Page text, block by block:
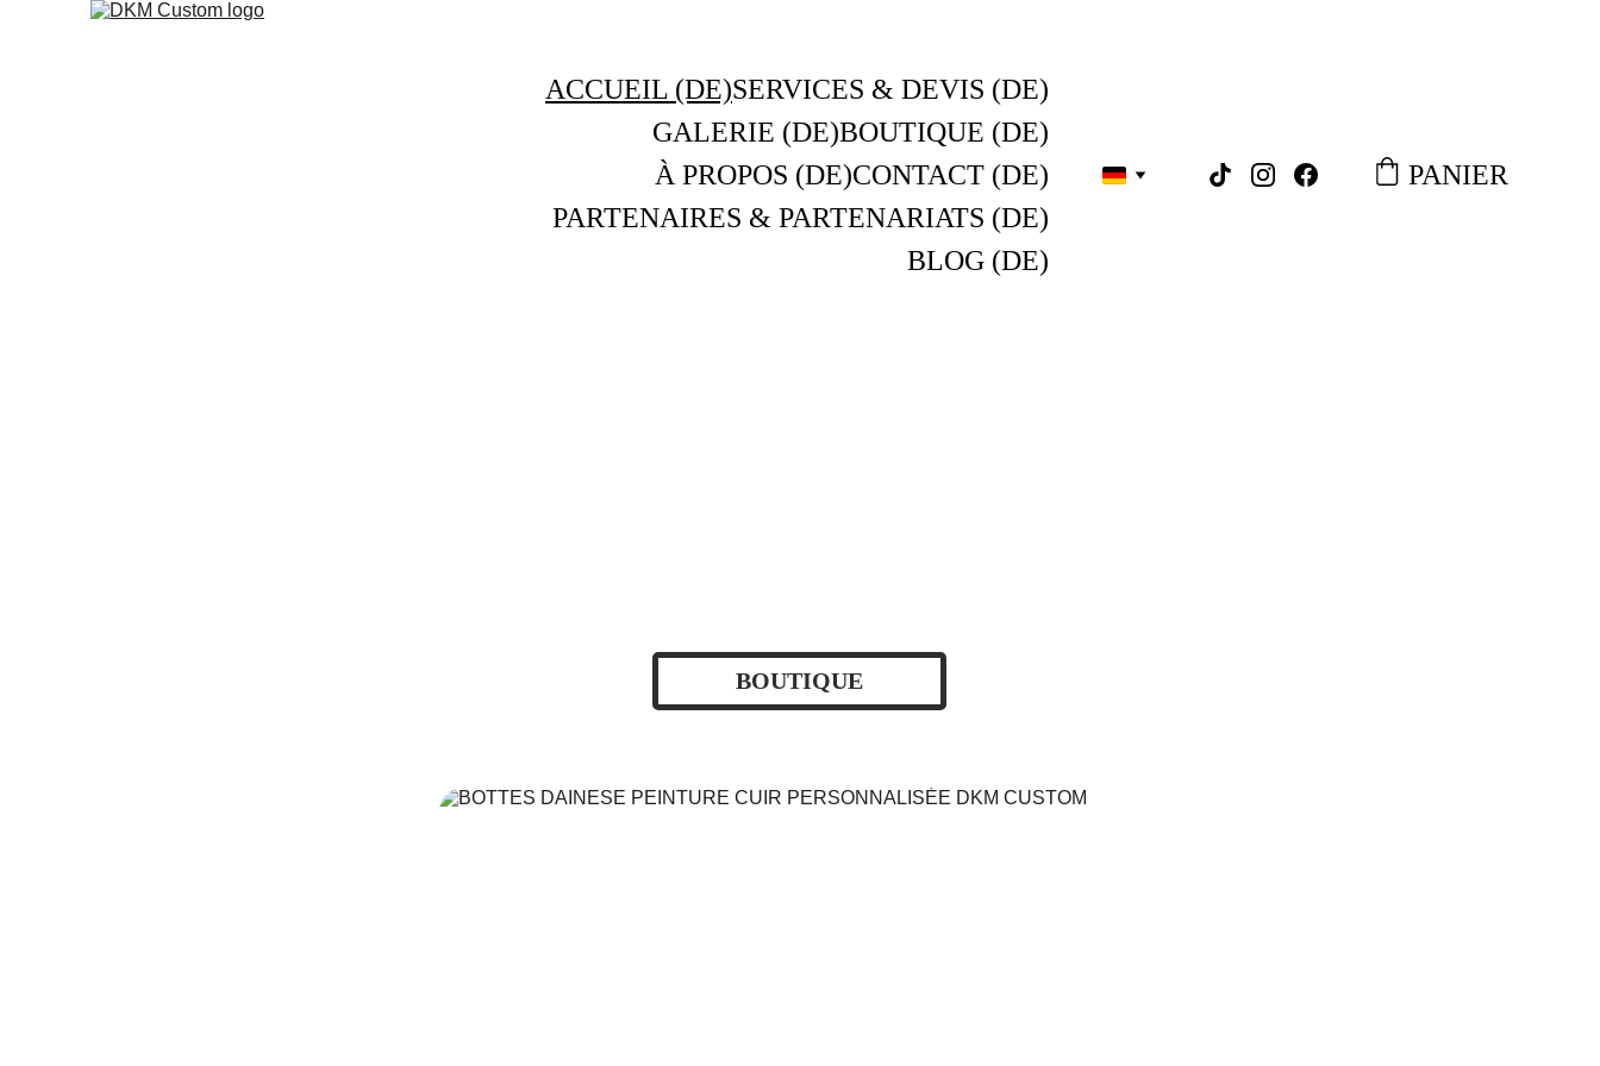
ACCUEIL (DE)SERVICES & DEVIS (DE)
GALERIE (DE)BOUTIQUE (DE)
À PROPOS (DE)CONTACT (DE)
PARTENAIRES & PARTENARIATS (DE)
BLOG (DE)
PANIER
BOUTIQUE